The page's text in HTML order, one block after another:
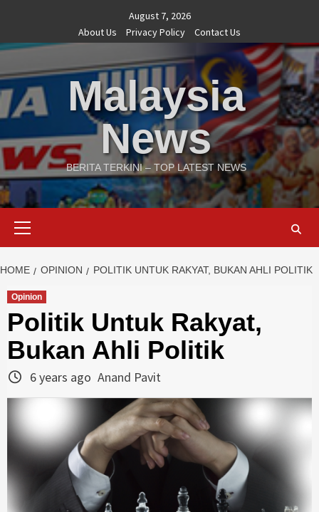
content
August 7, 2026
About Us
Privacy Policy Contact Us
Malaysia
News
BERITA TERKINI – TOP LATEST NEWS
HOME OPINION POLITIK UNTUK RAKYAT, BUKAN AHLI POLITIK
Opinion
Politik Untuk Rakyat,
Bukan Ahli Politik
6 years ago Anand Pavit